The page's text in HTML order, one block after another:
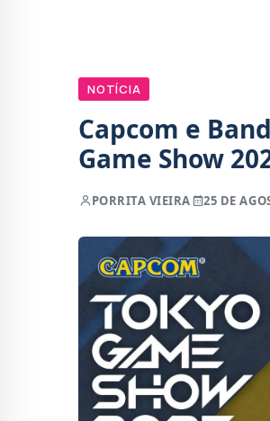
NOTÍCIA
Capcom e
Game Show
PORRITA VIEIRA 25 DE